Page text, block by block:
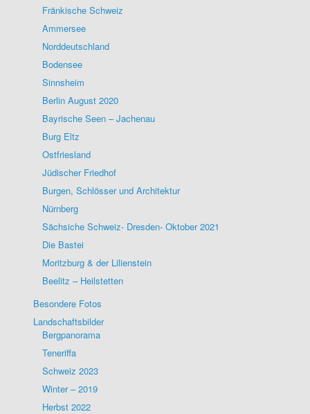
Fränkische Schweiz
Ammersee
Norddeutschland
Bodensee
Sinnsheim
Berlin August 2020
Bayrische Seen – Jachenau
Burg Eltz
Ostfriesland
Jüdischer Friedhof
Burgen, Schlösser und Architektur
Nürnberg
Sächsiche Schweiz- Dresden- Oktober 2021
Die Bastei
Moritzburg & der Lilienstein
Beelitz – Heilstetten
Besondere Fotos
Landschaftsbilder
Bergpanorama
Teneriffa
Schweiz 2023
Winter – 2019
Herbst 2022